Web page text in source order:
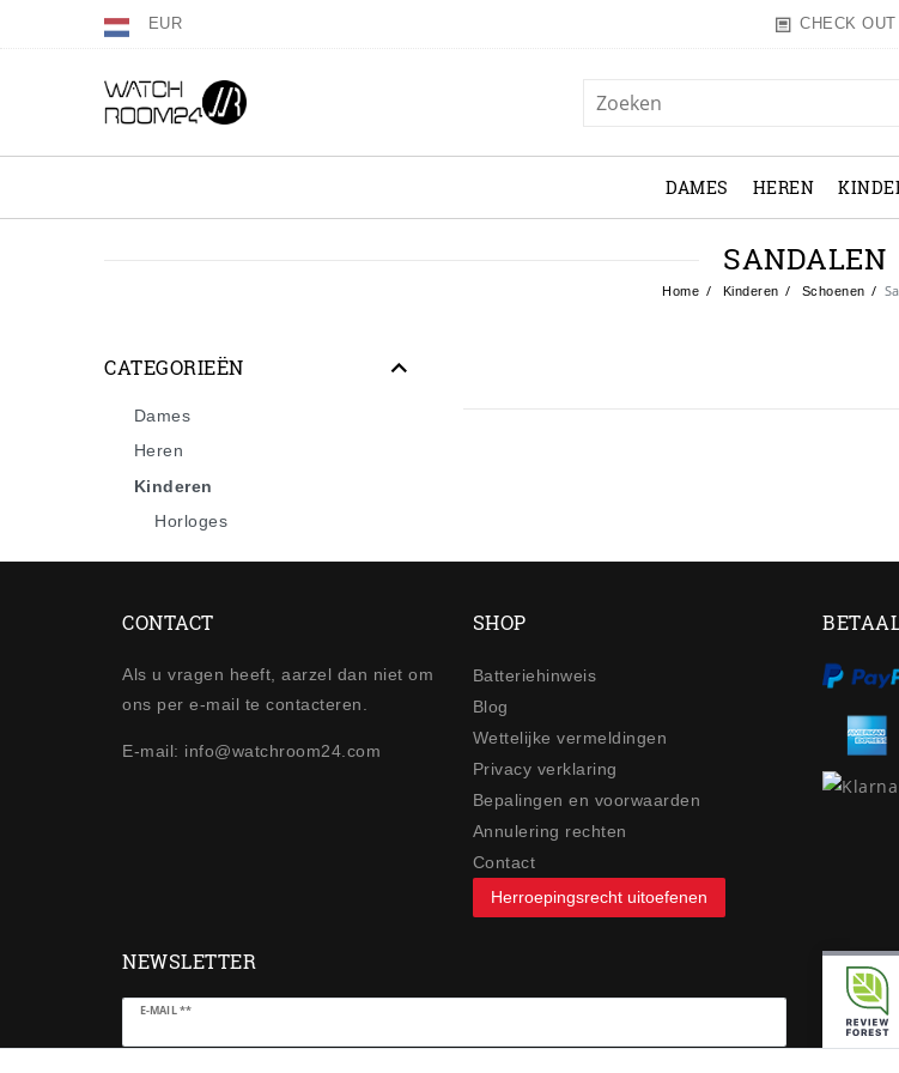
EUR CHECK
DAMES HEREN
SANDALEN
Home Kinderen Schoenen
CATEGORIEËN
Dames
Heren
Kinderen
Horloges
CONTACT
Als u vragen heeft, aarzel dan niet om
ons per e-mail te contacteren.
E-mail: info@watchroom24.com
SHOP
Batteriehinweis
Blog
Wettelijke vermeldingen
Privacy verklaring
Bepalingen en voorwaarden
Annulering rechten
Contact
Herroepingsrecht uitoefenen
NEWSLETTER
E-MAIL **
Ceres::Template.newsletterHoneypotLabel